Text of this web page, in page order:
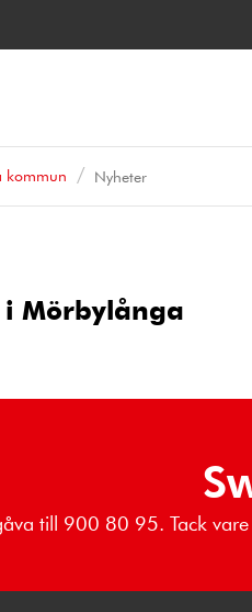
kommun Nyheter
i Mörbylånga
till 900 80 95. Tack